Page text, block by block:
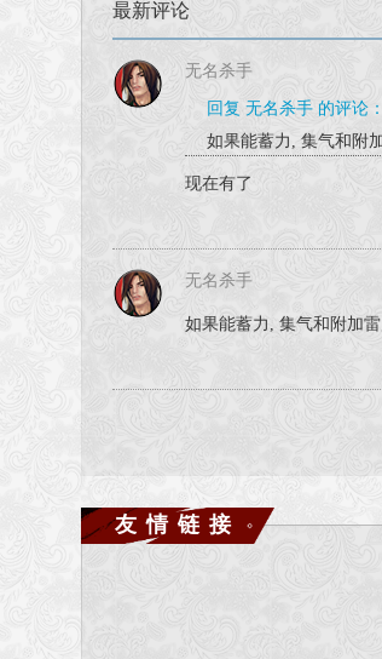
最新评论
无名杀手
回复 无名杀手 的评论：
如果能蓄力, 集气和附
现在有了
无名杀手
如果能蓄力, 集气和附加
友情链接